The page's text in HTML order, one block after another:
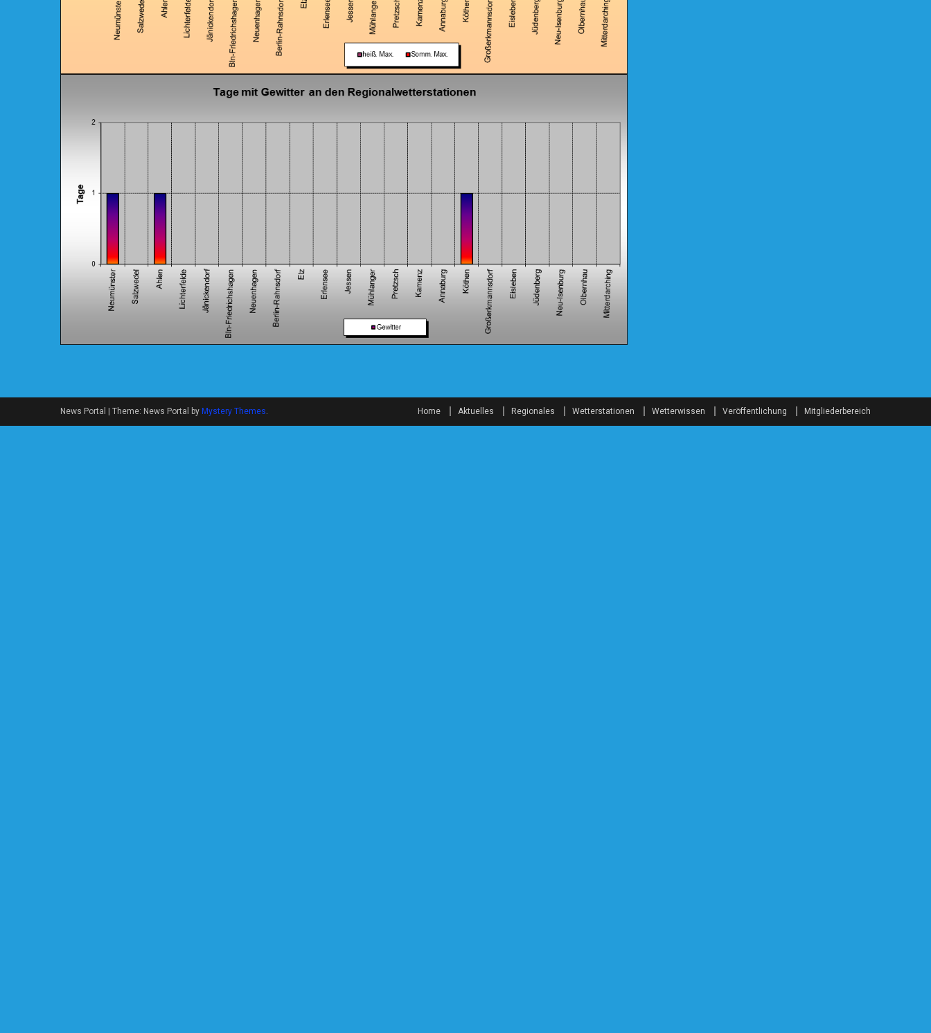
News Portal | Theme: News Portal by Mystery Themes Home Aktuelles Regionales Wetterstationen Wetterwissen Veröffentlichung Mitgliederbereich